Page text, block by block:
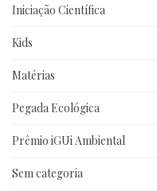
Iniciação Científica
Kids
Matérias
Pegada Ecológica
Prêmio iGUi Ambiental
Sem categoria